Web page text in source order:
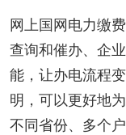
网上国网电力缴
查询和催办、企
能，让办电流程
明，可以更好地
不同省份、多个